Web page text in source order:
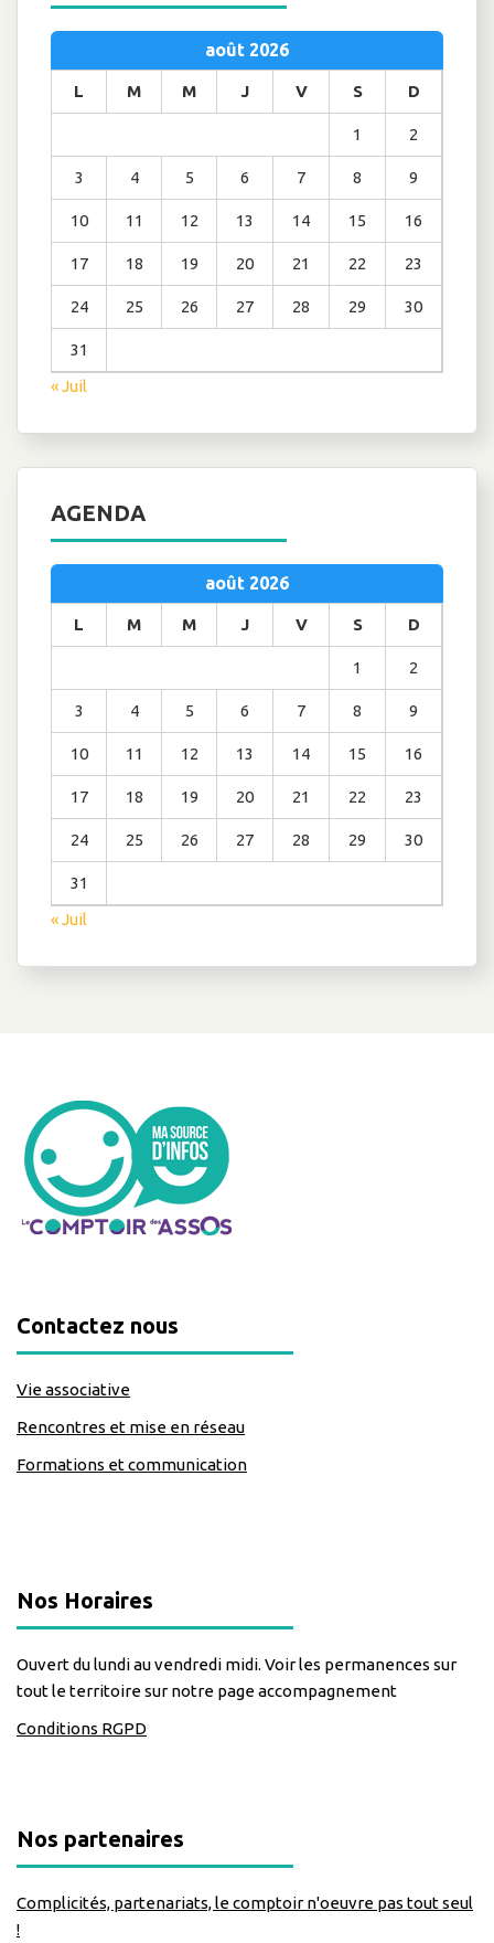
août 2026
L M M J V S D
1 2
3 4 5 6 7 8 9
10 11 12 13 14 15 16
17 18 19 20 21 22 23
24 25 26 27 28 29 30
31
« Juil
AGENDA
août 2026
L M M J V S D
1 2
3 4 5 6 7 8 9
10 11 12 13 14 15 16
17 18 19 20 21 22 23
24 25 26 27 28 29 30
31
« Juil
Contactez nous
Vie associative
Rencontres et mise en réseau
Formations et communication
Nos Horaires
Ouvert du lundi au vendredi midi. Voir les permanences sur
tout le territoire sur notre page accompagnement
Conditions RGPD
Nos partenaires
Complicités, partenariats, le comptoir n'oeuvre pas tout seul
!